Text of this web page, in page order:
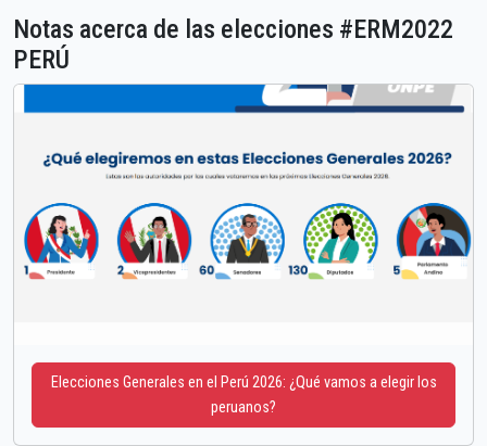
Notas acerca de las elecciones #ERM2022
PERÚ
Elecciones Generales en el Perú 2026: ¿Qué vamos a elegir los
peruanos?